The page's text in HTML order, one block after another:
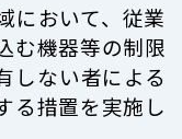
において、従業
む機器等の制限
しない者による
る措置を実施し